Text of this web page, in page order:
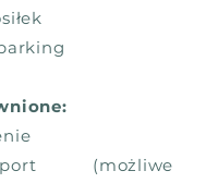
(możliwe